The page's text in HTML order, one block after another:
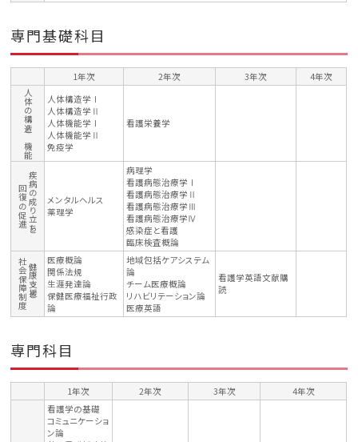
専門基礎科目
1年次 2年次 3年次 4年次
人体の構造と機能
人体構造学Ⅰ
人体構造学Ⅱ
人体機能学Ⅰ
人体機能学Ⅱ
免疫学
看護栄養学
疾病の成り立ちと
回復の促進
メンタルヘルス
薬理学
病理学
看護病態治療学Ⅰ
看護病態治療学Ⅱ
看護病態治療学Ⅲ
看護病態治療学Ⅳ
感染症と看護
臨床検査概論
健康支援と
社会保障制度
医療概論
関係法規
生涯発達論
保健医療福祉行政
論
地域包括ケアシステム
論
チーム医療概論
リハビリテーション論
医療英語
看護学英語文献購
読
専門科目
1年次 2年次 3年次
4年次
看護学の基礎
コミュニケーショ
ン論